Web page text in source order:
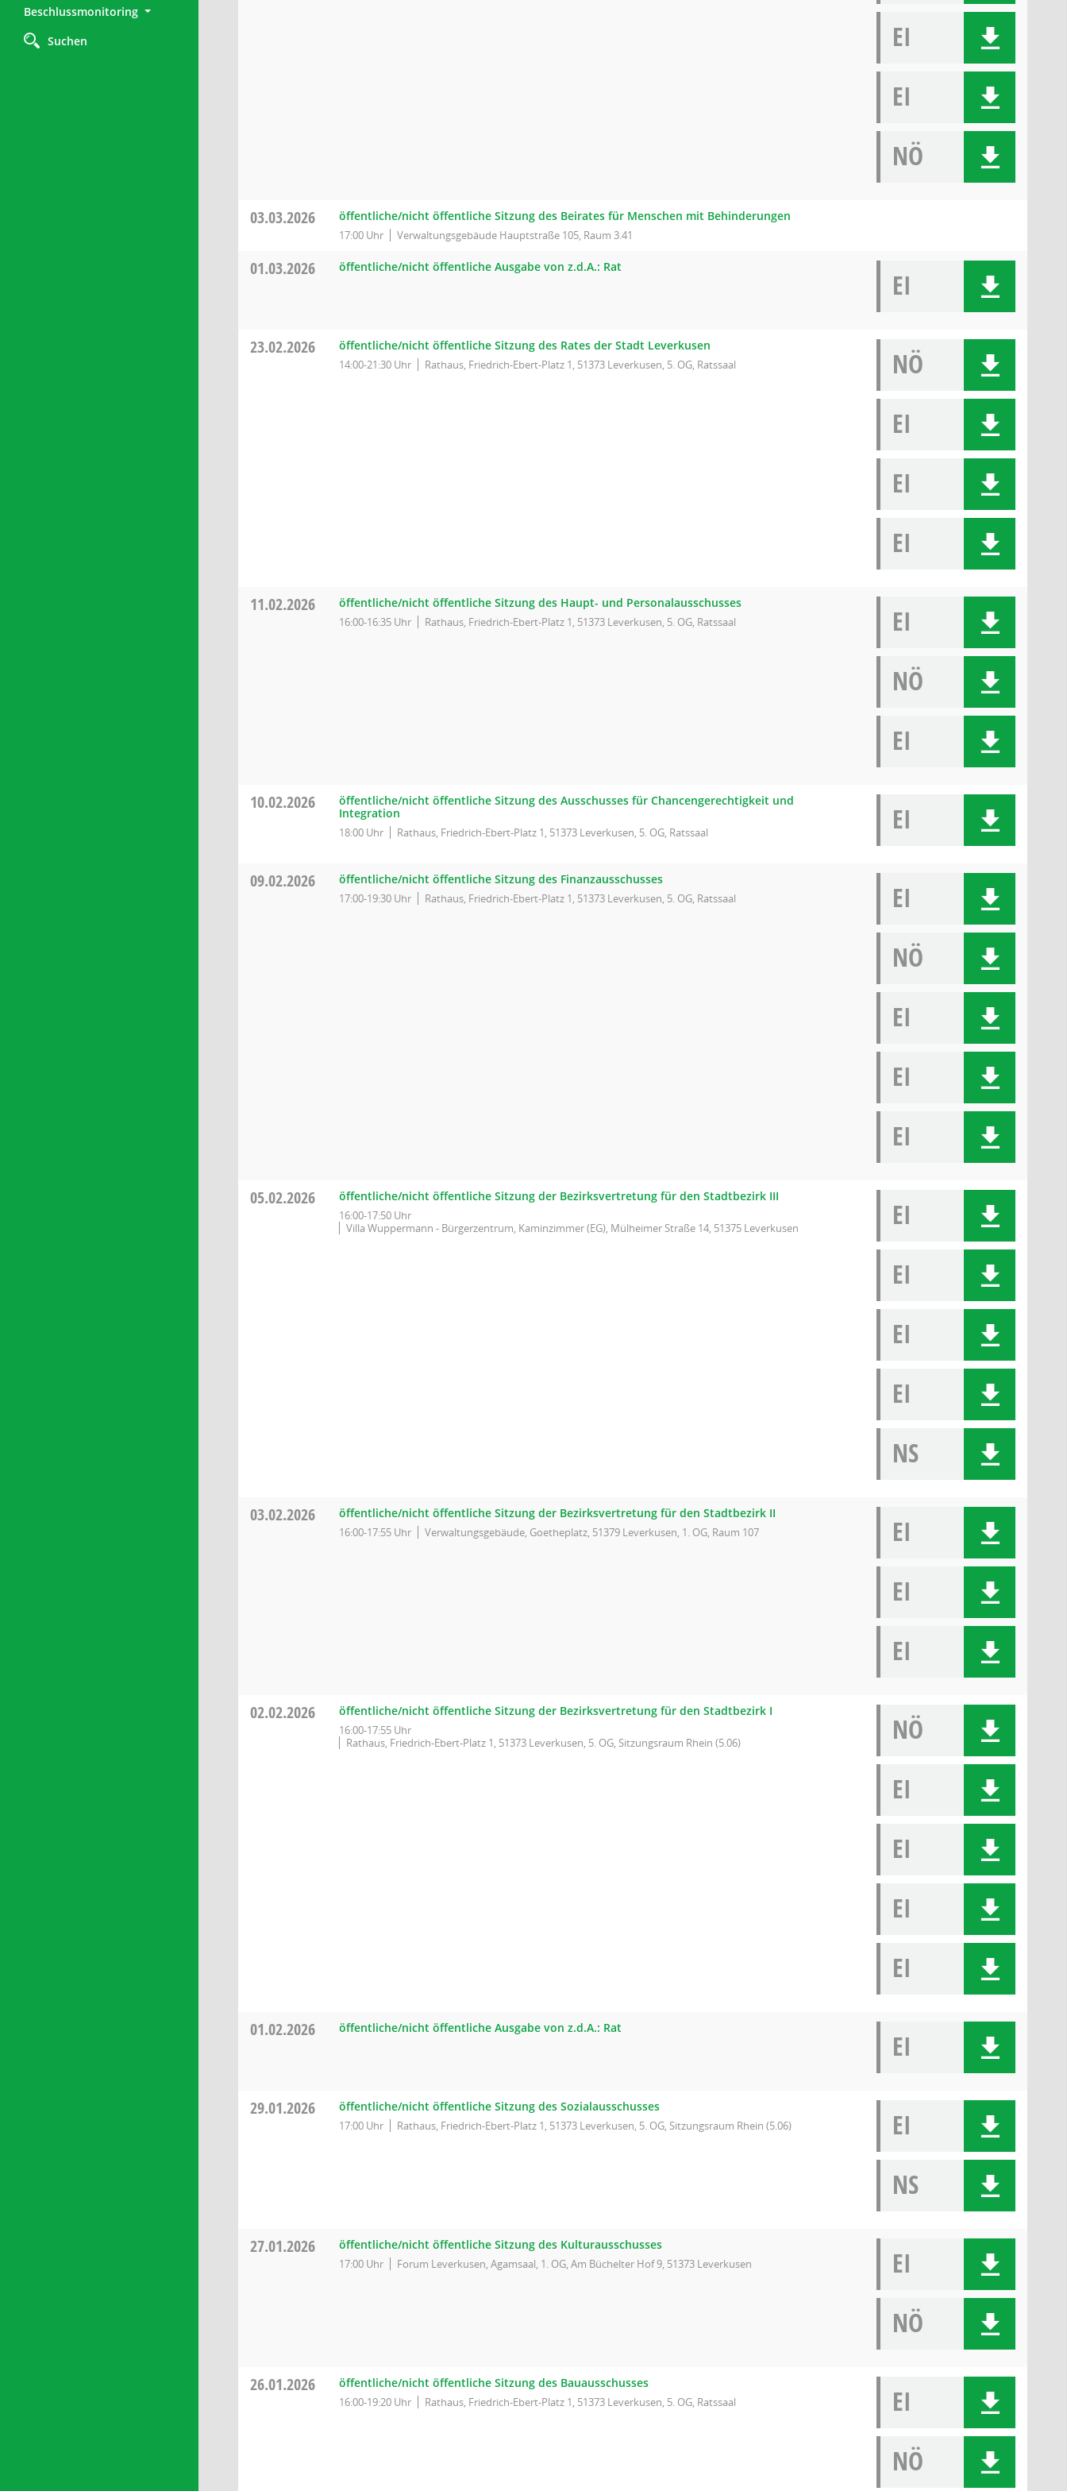
Beschlussmonitoring
Suchen
EI
EI
NÖ
03.03.2026 öffentliche/nicht öffentliche Sitzung des Beirates für Menschen mit Behinderungen
17:00 Uhr Verwaltungsgebäude Hauptstraße 105, Raum 3.41
01.03.2026 öffentliche/nicht öffentliche Ausgabe von z.d.A.: Rat
EI
23.02.2026 öffentliche/nicht öffentliche Sitzung des Rates der Stadt Leverkusen
14:00-21:30 Uhr Rathaus, Friedrich-Ebert-Platz 1, 51373 Leverkusen, 5. OG, Ratssaal
NÖ
EI
EI
EI
11.02.2026 öffentliche/nicht öffentliche Sitzung des Haupt- und Personalausschusses
16:00-16:35 Uhr Rathaus, Friedrich-Ebert-Platz 1, 51373 Leverkusen, 5. OG, Ratssaal
EI
NÖ
EI
10.02.2026
öffentliche/nicht öffentliche Sitzung des Ausschusses für Chancengerechtigkeit und
Integration
18:00 Uhr Rathaus, Friedrich-Ebert-Platz 1, 51373 Leverkusen, 5. OG, Ratssaal EI
09.02.2026 öffentliche/nicht öffentliche Sitzung des Finanzausschusses
17:00-19:30 Uhr Rathaus, Friedrich-Ebert-Platz 1, 51373 Leverkusen, 5. OG, Ratssaal
EI
NÖ
EI
EI
EI
05.02.2026 öffentliche/nicht öffentliche Sitzung der Bezirksvertretung für den Stadtbezirk III
16:00-17:50 Uhr
Villa Wuppermann - Bürgerzentrum, Kaminzimmer (EG), Mülheimer Straße 14, 51375 Leverkusen
EI
EI
EI
EI
NS
03.02.2026 öffentliche/nicht öffentliche Sitzung der Bezirksvertretung für den Stadtbezirk II
16:00-17:55 Uhr Verwaltungsgebäude, Goetheplatz, 51379 Leverkusen, 1. OG, Raum 107
EI
EI
EI
02.02.2026 öffentliche/nicht öffentliche Sitzung der Bezirksvertretung für den Stadtbezirk I
16:00-17:55 Uhr
Rathaus, Friedrich-Ebert-Platz 1, 51373 Leverkusen, 5. OG, Sitzungsraum Rhein (5.06)
NÖ
EI
EI
EI
EI
01.02.2026 öffentliche/nicht öffentliche Ausgabe von z.d.A.: Rat
EI
29.01.2026 öffentliche/nicht öffentliche Sitzung des Sozialausschusses
17:00 Uhr Rathaus, Friedrich-Ebert-Platz 1, 51373 Leverkusen, 5. OG, Sitzungsraum Rhein (5.06)
EI
NS
27.01.2026 öffentliche/nicht öffentliche Sitzung des Kulturausschusses
17:00 Uhr Forum Leverkusen, Agamsaal, 1. OG, Am Büchelter Hof 9, 51373 Leverkusen
EI
NÖ
26.01.2026 öffentliche/nicht öffentliche Sitzung des Bauausschusses
16:00-19:20 Uhr Rathaus, Friedrich-Ebert-Platz 1, 51373 Leverkusen, 5. OG, Ratssaal
EI
NÖ